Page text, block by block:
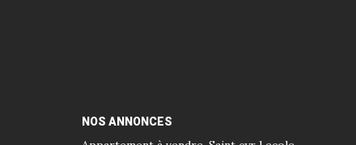
NOS ANNONCES